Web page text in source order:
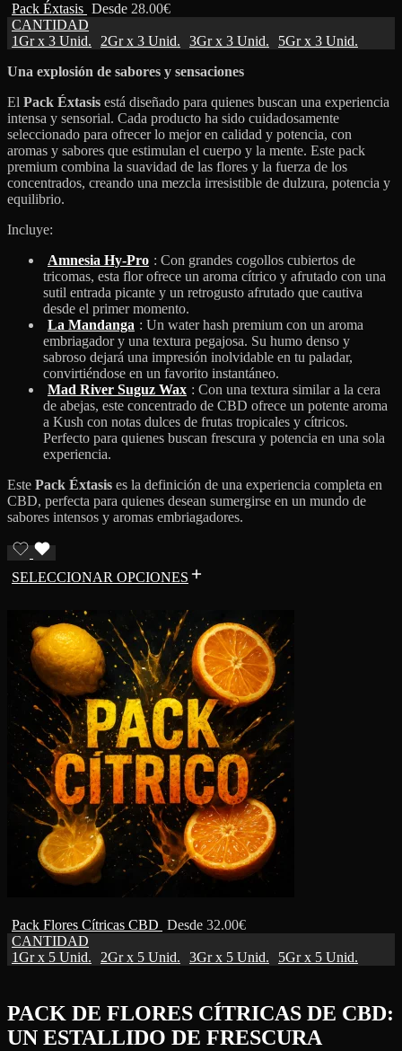
Pack Éxtasis Desde 28.00€
CANTIDAD
1Gr x 3 Unid.
2Gr x 3 Unid. 3Gr x 3 Unid.
5Gr x 3 Unid.
Una explosión de sabores y sensaciones
El Pack Éxtasis está diseñado para quienes buscan una experiencia
intensa y sensorial. Cada producto ha sido cuidadosamente
seleccionado para ofrecer lo mejor en calidad y potencia, con
aromas y sabores que estimulan el cuerpo y la mente. Este pack
premium combina la suavidad de las flores y la fuerza de los
concentrados, creando una mezcla irresistible de dulzura, potencia y
equilibrio.
Incluye:
Amnesia Hy-Pro : Con grandes cogollos cubiertos de
tricomas, esta flor ofrece un aroma cítrico y afrutado con una
sutil entrada picante y un retrogusto afrutado que cautiva
desde el primer momento.
La Mandanga : Un water hash premium con un aroma
embriagador y una textura pegajosa. Su humo denso y
sabroso dejará una impresión inolvidable en tu paladar,
convirtiéndose en un favorito instantáneo.
Mad River Suguz Wax : Con una textura similar a la cera
de abejas, este concentrado de CBD ofrece un potente aroma
a Kush con notas dulces de frutas tropicales y cítricos.
Perfecto para quienes buscan frescura y potencia en una sola
experiencia.
Este Pack Éxtasis es la definición de una experiencia completa en
CBD, perfecta para quienes desean sumergirse en un mundo de
sabores intensos y aromas embriagadores.
SELECCIONAR OPCIONES
Pack Flores Cítricas CBD Desde 32.00€
CANTIDAD
1Gr x 5 Unid.
2Gr x 5 Unid. 3Gr x 5 Unid. 5Gr x 5 Unid.
PACK DE FLORES CÍTRICAS DE CBD:
UN ESTALLIDO DE FRESCURA